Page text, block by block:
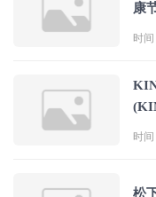
康
时间
时间
松